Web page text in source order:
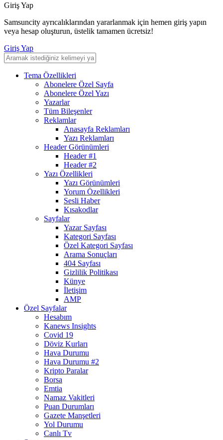
Giriş Yap
Samsuncity ayrıcalıklarından yararlanmak için hemen giriş yapın
veya hesap oluşturun, üstelik tamamen ücretsiz!
Giriş Yap
Tema Özellikleri
Abonelere Özel Sayfa
Abonelere Özel Yazı
Yazarlar
Tüm Bileşenler
Reklamlar
Anasayfa Reklamları
Yazı Reklamları
Header Görünümleri
Header #1
Header #2
Yazı Özellikleri
Yazı Görünümleri
Yorum Özellikleri
Sesli Haber
Kısakodlar
Sayfalar
Yazar Sayfası
Kategori Sayfası
Özel Kategori Sayfası
Arama Sonuçları
404 Sayfası
Gizlilik Politikası
Künye
İletişim
AMP
Özel Sayfalar
Hesabım
Kanews Insights
Covid 19
Döviz Kurları
Hava Durumu
Hava Durumu #2
Kripto Paralar
Borsa
Emtia
Namaz Vakitleri
Puan Durumları
Gazete Manşetleri
Yol Durumu
Canlı Tv